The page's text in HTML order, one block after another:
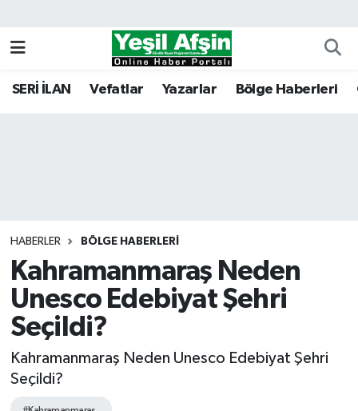
SERİ İLAN Vefatlar Yazarlar Bölge Haberleri
HABERLER BÖLGE HABERLERI
Kahramanmaraş Neden
Unesco Edebiyat Şehri
Seçildi?
Kahramanmaraş Neden Unesco Edebiyat Şehri
Seçildi?
Kahramanmaraş Nöbetçi Eczaneler
Tüm Manşetler
Son Dakika Haberleri